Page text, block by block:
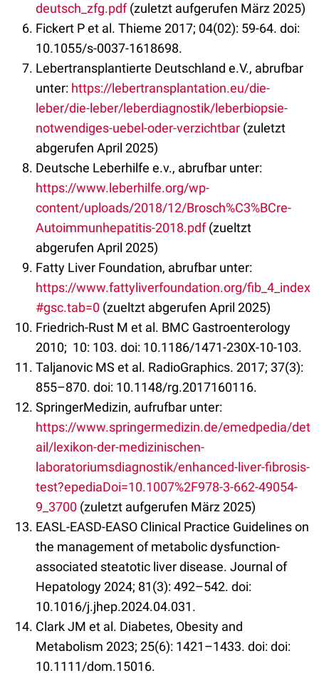
deutsch_zfg.pdf(zuletzt aufgerufen März 2025)
Fickert P et al. Thieme 2017; 04(02): 59-64. doi:
10.1055/s-0037-1618698.
Lebertransplantierte Deutschland e.V., abrufbar
unter: https://lebertransplantation.eu/die-
leber/die-leber/leberdiagnostik/leberbiopsie-
notwendiges-uebel-oder-verzichtbar (zuletzt
abgerufen April 2025)
Deutsche Leberhilfe e.v., abrufbar unter:
https://www.leberhilfe.org/wp-
content/uploads/2018/12/Brosch%C3%BCre-
Autoimmunhepatitis-2018.pdf(zueltzt
abgerufen April 2025)
Fatty Liver Foundation, abrufbar unter:
https://www.fattyliverfoundation.org/fib_4_index
#gsc.tab=0 (zueltzt abgerufen April 2025)
Friedrich-Rust M et al. BMC Gastroenterology
2010; 10: 103. doi: 10.1186/1471-230X-10-103.
Taljanovic MS et al. RadioGraphics. 2017; 37(3):
855–870. doi: 10.1148/rg.2017160116.
SpringerMedizin, aufrufbar unter:
https://www.springermedizin.de/emedpedia/det
ail/lexikon-der-medizinischen-
laboratoriumsdiagnostik/enhanced-liver-fibrosis-
test?epediaDoi=10.1007%2F978-3-662-49054-
9_3700 (zuletzt aufgerufen März 2025)
EASL-EASD-EASO Clinical Practice Guidelines on
the management of metabolic dysfunction-
associated steatotic liver disease. Journal of
Hepatology 2024; 81(3): 492–542. doi:
10.1016/j.jhep.2024.04.031.
Clark JM et al. Diabetes, Obesity and
Metabolism 2023; 25(6): 1421–1433. doi: doi:
10.1111/dom.15016.